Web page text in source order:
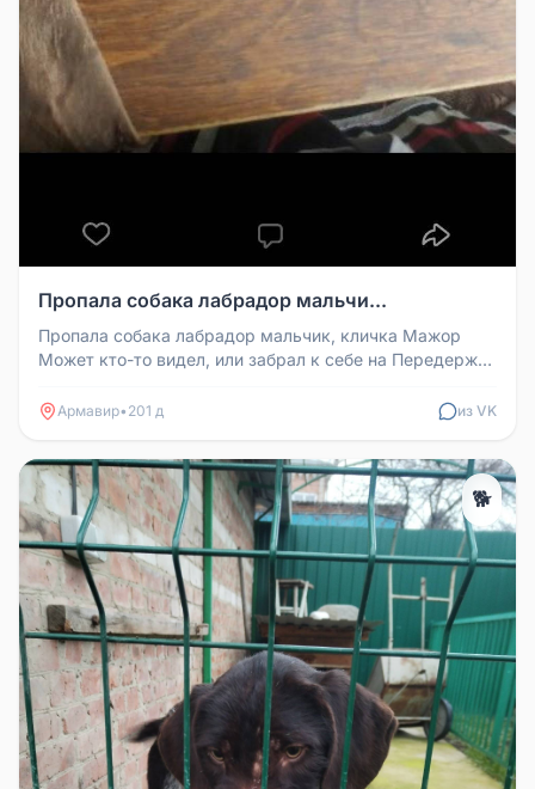
Пропала собака лабрадор мальчи...
Пропала собака лабрадор мальчик, кличка Мажор
Может кто-то видел, или забрал к себе на Передержку
Армавир• 201 д из VK
🐕